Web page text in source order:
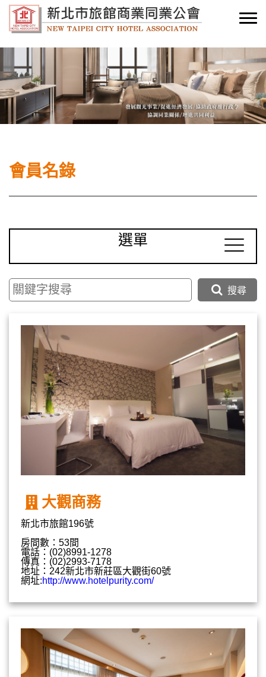
會員名錄
選單
搜尋
大觀商務
新北市旅館196號
房間數：53間
電話：(02)8991-1278
傳真：(02)2993-7178
地址：242新北市新莊區大觀街60號
網址:http://www.hotelpurity.com/